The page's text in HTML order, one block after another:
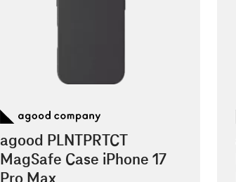
agood PLNTPRTCT
MagSafe Case iPhone 17
Pro Max